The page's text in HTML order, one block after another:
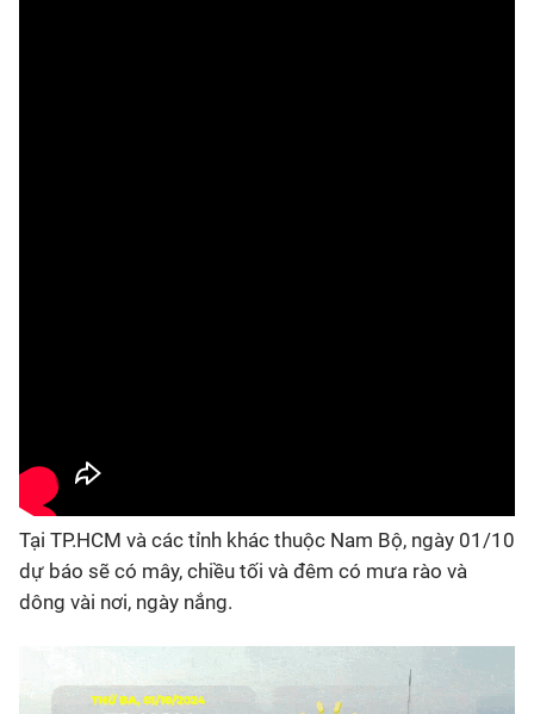
Tại TP.HCM và các tỉnh khác thuộc Nam Bộ, ngày 01/10
dự báo sẽ có mây, chiều tối và đêm có mưa rào và
dông vài nơi, ngày nắng.